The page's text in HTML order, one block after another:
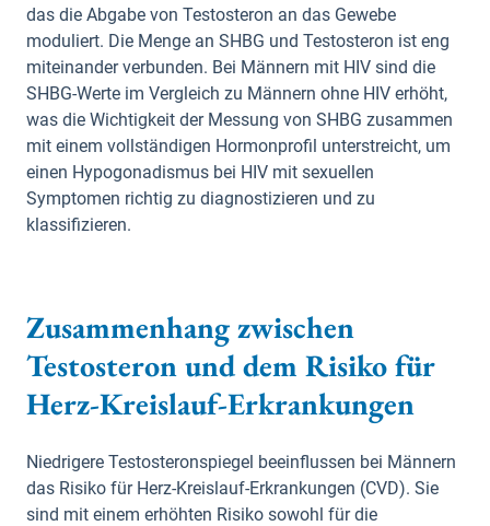
das die Abgabe von Testosteron an das Gewebe
moduliert. Die Menge an SHBG und Testosteron ist eng
miteinander verbunden. Bei Männern mit HIV sind die
SHBG-Werte im Vergleich zu Männern ohne HIV erhöht,
was die Wichtigkeit der Messung von SHBG zusammen
mit einem vollständigen Hormonprofil unterstreicht, um
einen Hypogonadismus bei HIV mit sexuellen
Symptomen richtig zu diagnostizieren und zu
klassifizieren.
Zusammenhang zwischen
Testosteron und dem Risiko für
Herz-Kreislauf-Erkrankungen
Niedrigere Testosteronspiegel beeinflussen bei Männern
das Risiko für Herz-Kreislauf-Erkrankungen (CVD). Sie
sind mit einem erhöhten Risiko sowohl für die